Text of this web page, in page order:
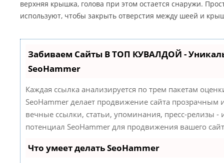
верхняя крышка, голова при этом остается снаружи.
используют, чтобы закрыть отверстия между шеей и
Забиваем Сайты В ТОП КУВАЛДОЙ -
SeoHammer
Каждая ссылка анализируется по трем пакетам
SeoHammer делает продвижение сайта прозрачным
вечные ссылки, статьи, упоминания, пресс-релизы -
потенциал SeoHammer для продвижения вашего
Что умеет делать SeoHammer